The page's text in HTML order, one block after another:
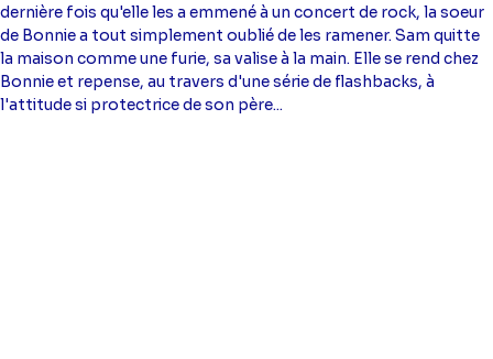
dernière fois qu'elle les a emmené à un concert de rock, la soeur
de Bonnie a tout simplement oublié de les ramener. Sam quitte
la maison comme une furie, sa valise à la main. Elle se rend chez
Bonnie et repense, au travers d'une série de flashbacks, à
l'attitude si protectrice de son père...